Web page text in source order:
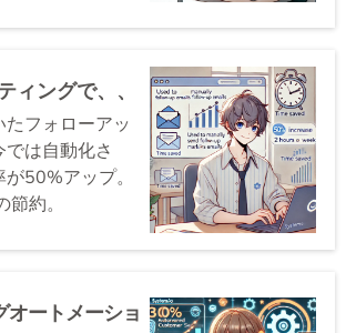
ィングで、、
フォローアッ
は自動化さ
50%アップ。
約。
オートメーショ